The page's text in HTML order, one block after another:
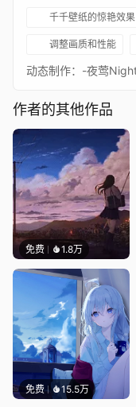
千千壁纸的惊艳效果
调整画质和性能
作者的其他作品
免费 1.8万
免费 15.5万